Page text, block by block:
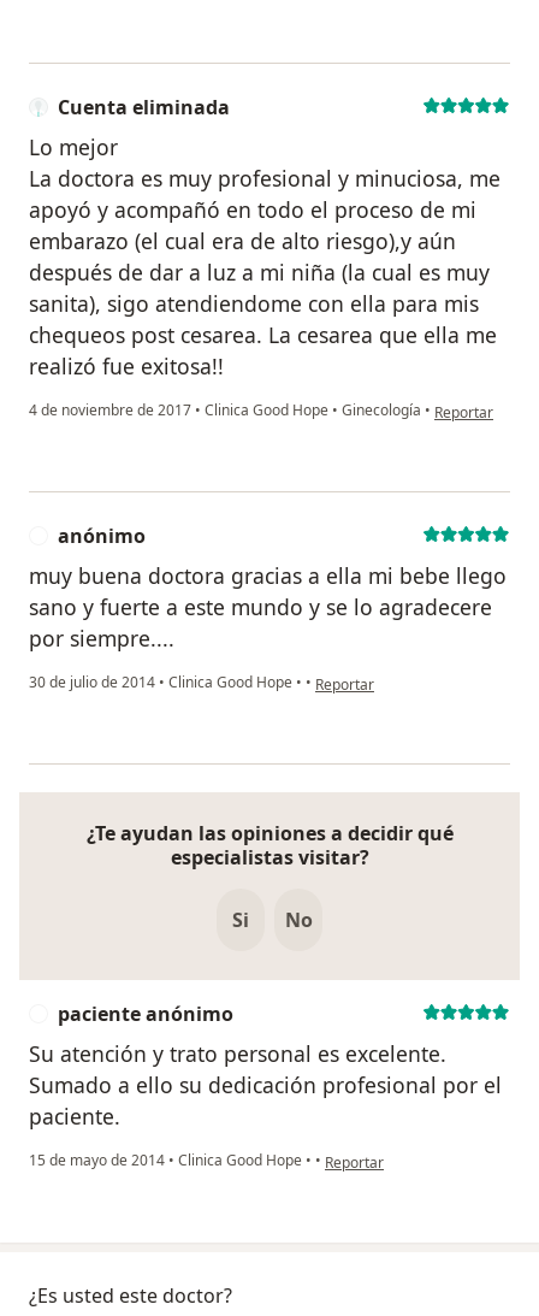
Cuenta eliminada
Lo mejor
La doctora es muy profesional y minuciosa, me
apoyó y acompañó en todo el proceso de mi
embarazo (el cual era de alto riesgo),y aún
después de dar a luz a mi niña (la cual es muy
sanita), sigo atendiendome con ella para mis
chequeos post cesarea. La cesarea que ella me
realizó fue exitosa!!
4 de noviembre de 2017 • Clinica Good Hope • Ginecología • en opinión del
Reportar
anónimo
muy buena doctora gracias a ella mi bebe llego
sano y fuerte a este mundo y se lo agradecere
por siempre....
30 de julio de 2014 • Clinica Good Hope • • en opinión del usuario anónimo
Reportar
¿Te ayudan las opiniones a decidir qué
especialistas visitar?
Si No
paciente anónimo
Su atención y trato personal es excelente.
Sumado a ello su dedicación profesional por el
paciente.
15 de mayo de 2014 • Clinica Good Hope • • en opinión del usuario paciente
Reportar
¿Es usted este doctor?